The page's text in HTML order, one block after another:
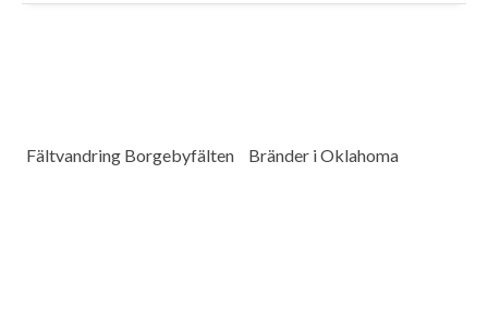
Fältvandring Borgebyfälten Bränder i Oklahoma